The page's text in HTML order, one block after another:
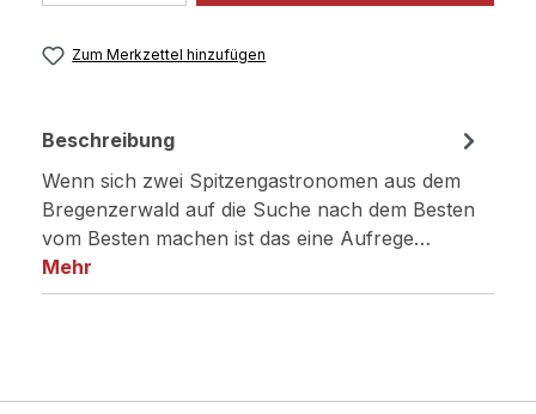
Zum Merkzettel hinzufügen
Beschreibung
Wenn sich zwei Spitzengastronomen aus dem
Bregenzerwald auf die Suche nach dem Besten
vom Besten machen ist das eine Aufrege…
Mehr